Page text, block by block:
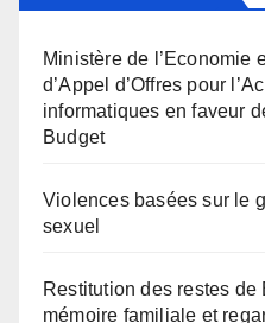
Ministère de l’Economie
d’Appel d’Offres pour
informatiques en faveur
Budget
Violences basées sur le
sexuel
Restitution des restes de
mémoire familiale et